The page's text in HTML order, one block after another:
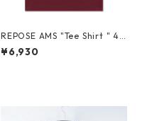
REPOSE AMS "Tee Shirt " 4Y
-16Y
¥6,930